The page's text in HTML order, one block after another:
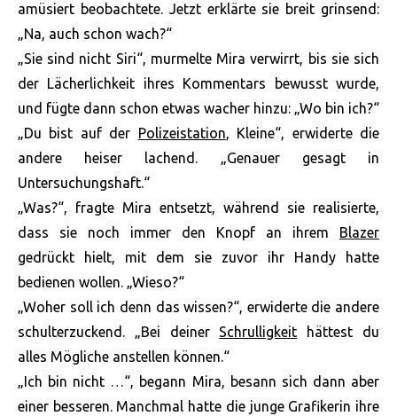
amüsiert beobachtete. Jetzt erklärte sie breit grinsend:
„Na, auch schon wach?“
„Sie sind nicht Siri“, murmelte Mira verwirrt, bis sie sich
der Lächerlichkeit ihres Kommentars bewusst wurde,
und fügte dann schon etwas wacher hinzu: „Wo bin ich?“
„Du bist auf der Polizeistation, Kleine“, erwiderte die
andere heiser lachend. „Genauer gesagt in
Untersuchungshaft.“
„Was?“, fragte Mira entsetzt, während sie realisierte,
dass sie noch immer den Knopf an ihrem Blazer
gedrückt hielt, mit dem sie zuvor ihr Handy hatte
bedienen wollen. „Wieso?“
„Woher soll ich denn das wissen?“, erwiderte die andere
schulterzuckend. „Bei deiner Schrulligkeit hättest du
alles Mögliche anstellen können.“
„Ich bin nicht …“, begann Mira, besann sich dann aber
einer besseren. Manchmal hatte die junge Grafikerin ihre